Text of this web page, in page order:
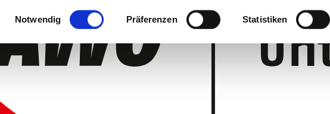
Einwilligungsauswahl
Notwendig Präferenzen Statistiken